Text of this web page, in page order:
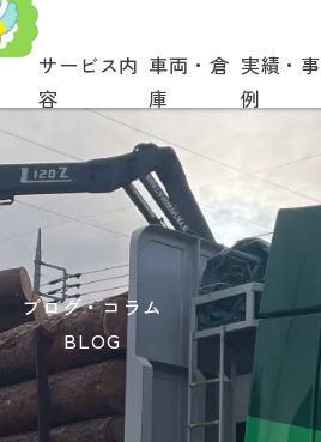
サービス内
容
車両・倉
庫
実績・事
例
ブログ・コラム
BLOG